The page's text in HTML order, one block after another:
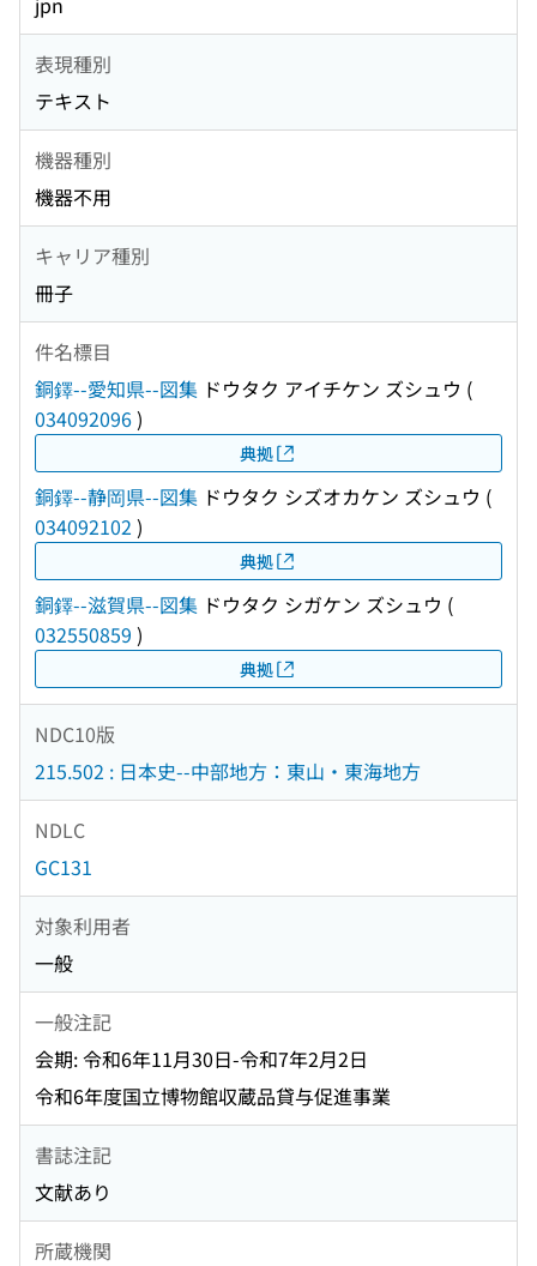
表現種別
テキスト
機器種別
機器不用
キャリア種別
冊子
件名標目
銅鐸--愛知県--図集 ドウタク アイチケン ズシュウ (
034092096)
典拠
銅鐸--静岡県--図集 ドウタク シズオカケン ズシュウ (
034092102 )
典拠
銅鐸--滋賀県--図集 ドウタク シガケン ズシュウ (
032550859 )
典拠
NDC10版
215.502 : 日本史--中部地方：東山・東海地方
NDLC
GC131
対象利用者
一般
一般注記
会期: 令和6年11月30日-令和7年2月2日
令和6年度国立博物館収蔵品貸与促進事業
書誌注記
文献あり
所蔵機関